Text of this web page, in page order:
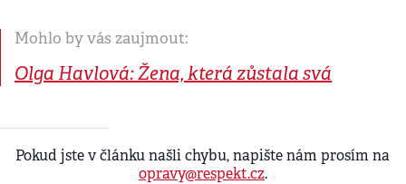
Mohlo by vás zaujmout:
Olga Havlová: Žena, která zůstala svá
Pokud jste v článku našli chybu, napište nám prosím na
opravy@respekt.cz.